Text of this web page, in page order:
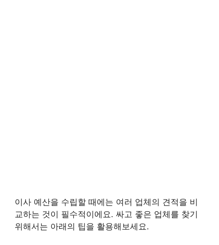
이사 예산을 수립할 때에는 여러 업체의 견적을 비
교하는 것이 필수적이에요. 싸고 좋은 업체를 찾기
위해서는 아래의 팁을 활용해보세요.